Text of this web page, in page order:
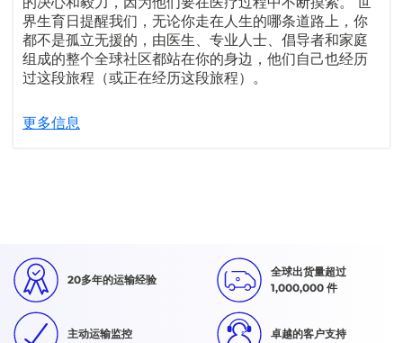
界生育日提醒我们，无论你走在人生的哪条道路上，你
都不是孤立无援的，由医生、专业人士、倡导者和家庭
组成的整个全球社区都站在你的身边，他们自己也经历
过这段旅程（或正在经历这段旅程）。
更多信息
20多年的运输经验
全球出货量超过
1,000,000 件
主动运输监控 卓越的客户支持